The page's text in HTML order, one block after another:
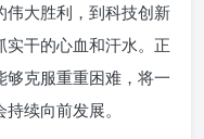
伟大胜利，到科技创新
实干的心血和汗水。正
够克服重重困难，将一
续向前发展。